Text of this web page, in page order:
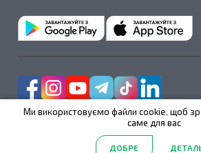
Fora@All rights reserved
Ми використовуємо файли cookie, щоб
саме для вас
ДОБРЕ